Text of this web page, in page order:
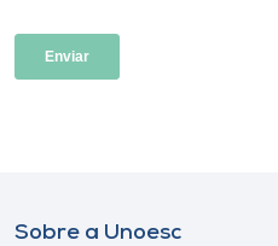
Sobre a Unoesc